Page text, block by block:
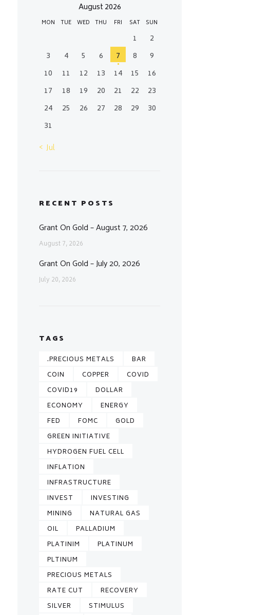
August 2026
MON TUE WED THU FRI SAT SUN
1
2
3
4 5 6 7 8
9
10
11 12 13 14 15
16
17
18 19 20 21 22
23
24
25 26 27 28 29
30
31
« Jul
RECENT POSTS
Grant On Gold – August 7, 2026
August 7, 2026
Grant On Gold – July 20, 2026
July 20, 2026
TAGS
.PRECIOUS METALS
BAR
COIN
COPPER
COVID
COVID19
DOLLAR
ECONOMY
ENERGY
FED
FOMC
GOLD
GREEN INITIATIVE
HYDROGEN FUEL CELL
INFLATION
INFRASTRUCTURE
INVEST
INVESTING
MINING
NATURAL GAS
OIL
PALLADIUM
PLATINIM
PLATINUM
PLTINUM
PRECIOUS METALS
RATE CUT
RECOVERY
SILVER
STIMULUS